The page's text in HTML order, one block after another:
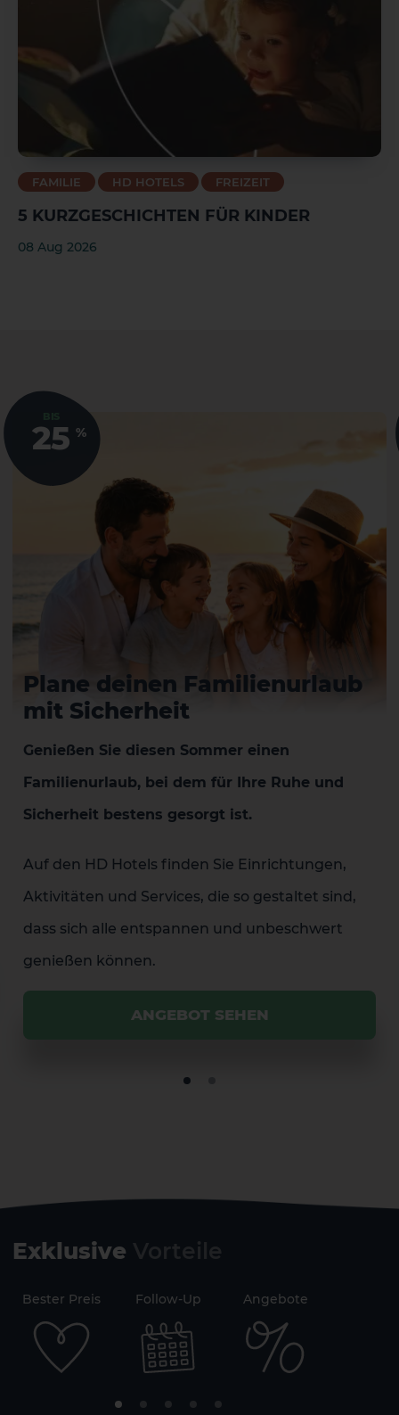
Gran Canaria
FAMILIE HD HOTELS FREIZEIT
5 KURZGESCHICHTEN FÜR KINDER
08 Aug 2026
25 %
Plane deinen Familienurlaub
mit Sicherheit
Genießen Sie diesen Sommer einen
Familienurlaub, bei dem für Ihre Ruhe und
Sicherheit bestens gesorgt ist.
Auf den HD Hotels finden Sie Einrichtungen,
Aktivitäten und Services, die so gestaltet sind,
dass sich alle entspannen und unbeschwert
genießen können.
ANGEBOT SEHEN
Exklusive
Bester Preis Follow-Up Angebote